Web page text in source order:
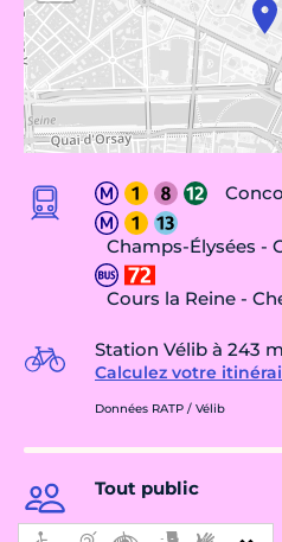
Champs-Élysées -
Cours la Reine -
Station Vélib à 243 m
Calculez votre
Données RATP / Vélib
Tout public